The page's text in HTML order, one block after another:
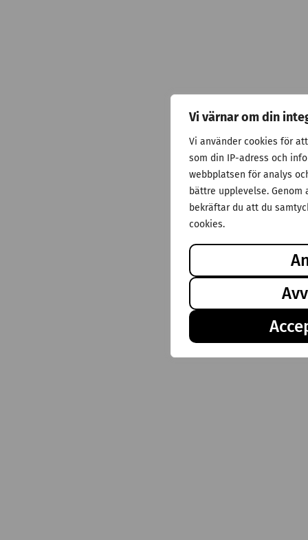
Vi värnar om din
Vi använder cookies för
som din IP-adress och
webbplatsen för analys
bättre upplevelse.
bekräftar du att du
cookies.